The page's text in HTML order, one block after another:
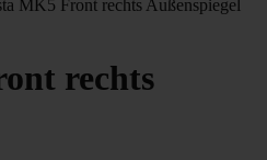
MK5 Front rechts Außenspiegel
rechts